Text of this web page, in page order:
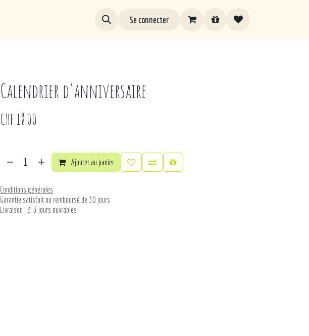
Se connecter
Calendrier d'anniversaire
CHF18.00
Ajouter au panier
Conditions générales
Garantie satisfait ou remboursé de 30 jours
Livraison : 2-3 jours ouvrables